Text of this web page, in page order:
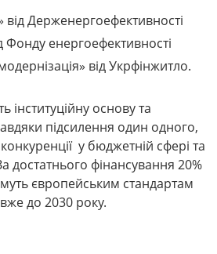
від Держенергоефективності
Фонду енергоефективності
від Укрфінжитло.
інституційну основу та
підсилення один одного,
у бюджетній сфері та
достатнього фінансування 20%
європейським стандартам
до 2030 року.